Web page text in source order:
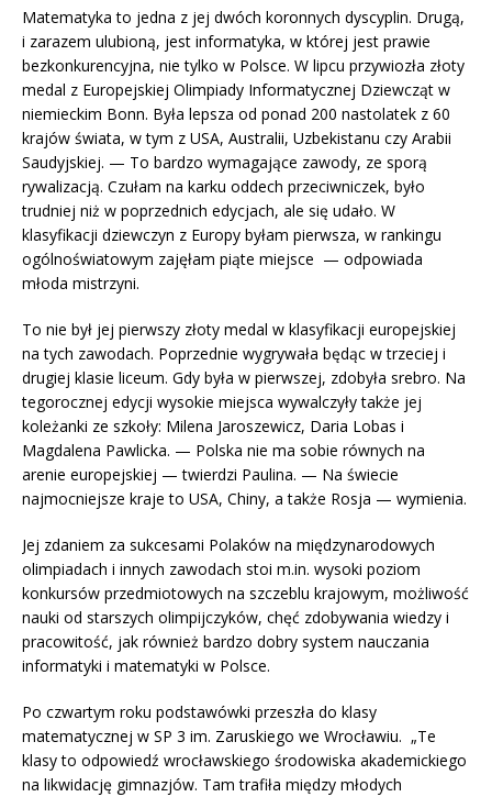
Matematyka to jedna z jej dwóch koronnych dyscyplin. Drugą,
i zarazem ulubioną, jest informatyka, w której jest prawie
bezkonkurencyjna, nie tylko w Polsce. W lipcu przywiozła złoty
medal z Europejskiej Olimpiady Informatycznej Dziewcząt w
niemieckim Bonn. Była lepsza od ponad 200 nastolatek z 60
krajów świata, w tym z USA, Australii, Uzbekistanu czy Arabii
Saudyjskiej. — To bardzo wymagające zawody, ze sporą
rywalizacją. Czułam na karku oddech przeciwniczek, było
trudniej niż w poprzednich edycjach, ale się udało. W
klasyfikacji dziewczyn z Europy byłam pierwsza, w rankingu
ogólnoświatowym zajęłam piąte miejsce — odpowiada
młoda mistrzyni.
To nie był jej pierwszy złoty medal w klasyfikacji europejskiej
na tych zawodach. Poprzednie wygrywała będąc w trzeciej i
drugiej klasie liceum. Gdy była w pierwszej, zdobyła srebro. Na
tegorocznej edycji wysokie miejsca wywalczyły także jej
koleżanki ze szkoły: Milena Jaroszewicz, Daria Lobas i
Magdalena Pawlicka. — Polska nie ma sobie równych na
arenie europejskiej — twierdzi Paulina. — Na świecie
najmocniejsze kraje to USA, Chiny, a także Rosja — wymienia.
Jej zdaniem za sukcesami Polaków na międzynarodowych
olimpiadach i innych zawodach stoi m.in. wysoki poziom
konkursów przedmiotowych na szczeblu krajowym, możliwość
nauki od starszych olimpijczyków, chęć zdobywania wiedzy i
pracowitość, jak również bardzo dobry system nauczania
informatyki i matematyki w Polsce.
Po czwartym roku podstawówki przeszła do klasy
matematycznej w SP 3 im. Zaruskiego we Wrocławiu. „Te
klasy to odpowiedź wrocławskiego środowiska akademickiego
na likwidację gimnazjów. Tam trafiła między młodych